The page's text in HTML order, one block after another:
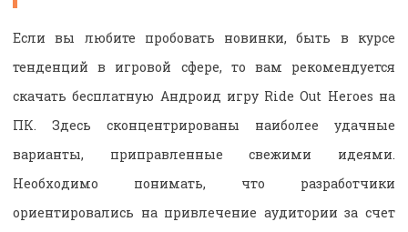
Если вы любите пробовать новинки, быть в курсе
тенденций в игровой сфере, то вам рекомендуется
скачать бесплатную Андроид игру Ride Out Heroes на
ПК. Здесь сконцентрированы наиболее удачные
варианты, приправленные свежими идеями.
Необходимо понимать, что разработчики
ориентировались на привлечение аудитории за счет